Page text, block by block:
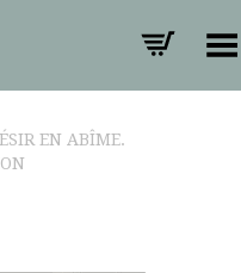
Toggle Menu
EN ABÎME.